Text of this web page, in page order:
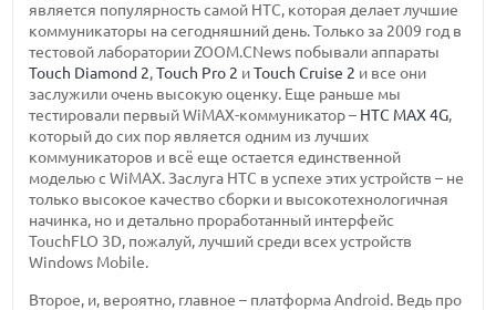
является популярность самой HTC, которая делает лучшие
коммуникаторы на сегодняшний день. Только за 2009 год в
тестовой лаборатории ZOOM.CNews побывали аппараты
Touch Diamond 2,Touch Pro 2 иTouch Cruise 2 и все они
заслужили очень высокую оценку. Еще раньше мы
тестировали первый WiMAX-коммуникатор – HTC MAX 4G,
который до сих пор является одним из лучших
коммуникаторов и всё еще остается единственной
моделью с WiMAX. Заслуга HTC в успехе этих устройств – не
только высокое качество сборки и высокотехнологичная
начинка, но и детально проработанный интерфейс
TouchFLO 3D, пожалуй, лучший среди всех устройств
Windows Mobile.
Второе, и, вероятно, главное – платформа Android. Ведь про